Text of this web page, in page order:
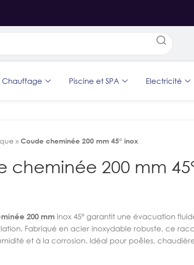
Chauffage Piscine et SPA Electricité
» Coude cheminée 200 mm 45° inox
cheminée 200 mm
200 mm inox 45° garantit une évacuation
Fabriqué en acier inoxydable robuste, ce
et à la corrosion. Idéal pour poêles,